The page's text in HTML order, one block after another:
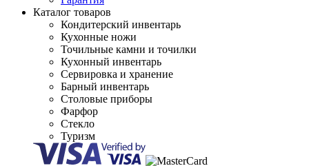
Каталог товаров
Кондитерский инвентарь
Кухонные ножи
Точильные камни и точилки
Кухонный инвентарь
Сервировка и хранение
Барный инвентарь
Столовые приборы
Фарфор
Стекло
Туризм